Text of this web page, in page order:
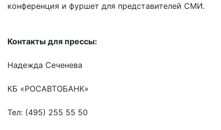
конференция и фуршет для представителей СМИ.
Контакты для прессы:
Надежда Сеченева
КБ «РОСАВТОБАНК»
Тел: (495) 255 55 50